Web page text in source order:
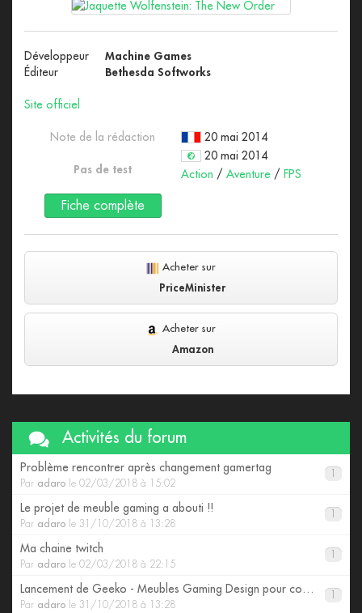
Développeur
Machine Games
Éditeur
Bethesda Softworks
Site officiel
20 mai 2014
20 mai 2014
Action / Aventure / FPS
Note de la rédaction
Pas de test
Fiche complète
Acheter sur
PriceMinister
Acheter sur
Amazon
Activités du forum
Problème rencontrer après changement gamertag
Par adaro le 02/03/2018 à 15:02
Le projet de meuble gaming a abouti !!
Par adaro le 31/10/2018 à 13:28
Ma chaine twitch
Par adaro le 02/03/2018 à 22:15
Par adaro le 31/10/2018 à 13:28